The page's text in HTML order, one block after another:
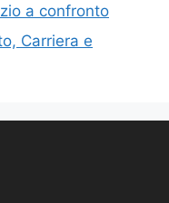
a confronto
Carriera e